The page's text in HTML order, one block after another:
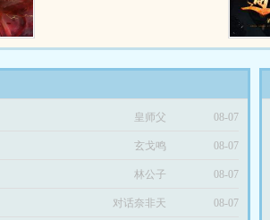
皇师父 08-07
玄戈鸣 08-07
林公子 08-07
对话奈非天 08-07